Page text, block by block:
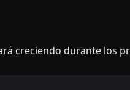
creciendo durante los